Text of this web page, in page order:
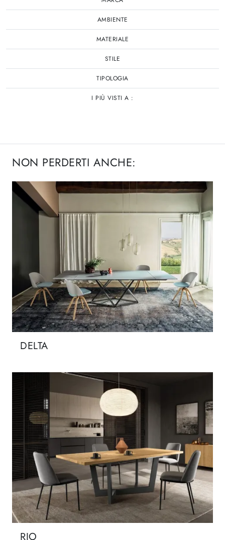
AMBIENTE
MATERIALE
STILE
TIPOLOGIA
I PIÙ VISTI A :
NON PERDERTI ANCHE:
DELTA
RIO